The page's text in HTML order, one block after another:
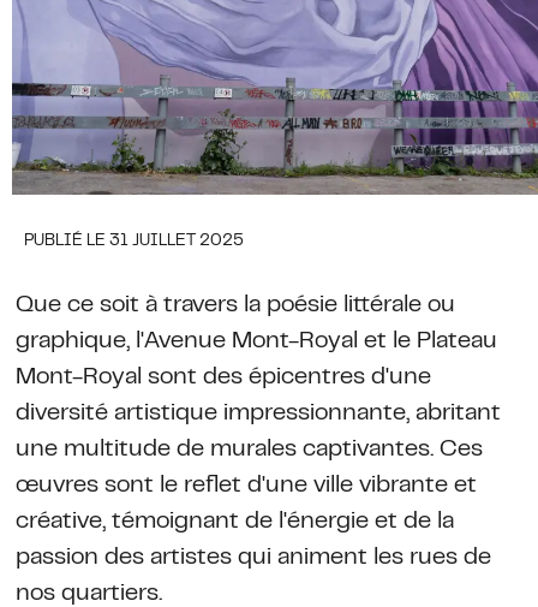
PUBLIÉ LE 31 JUILLET 2025
Que ce soit à travers la poésie littérale ou
graphique, l'Avenue Mont-Royal et le Plateau
Mont-Royal sont des épicentres d'une
diversité artistique impressionnante, abritant
une multitude de murales captivantes. Ces
œuvres sont le reflet d'une ville vibrante et
créative, témoignant de l'énergie et de la
passion des artistes qui animent les rues de
nos quartiers.